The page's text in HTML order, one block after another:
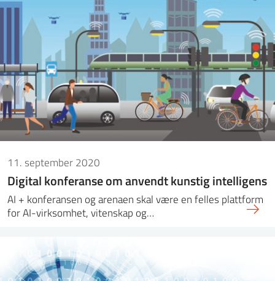
11. september 2020
Digital konferanse om anvendt kunstig intelligens
AI + konferansen og arenaen skal være en felles plattform
for AI-virksomhet, vitenskap og…